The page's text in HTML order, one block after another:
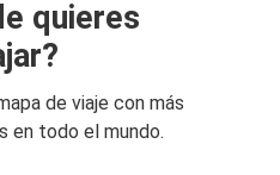
quieres
de viaje con más
en todo el mundo.